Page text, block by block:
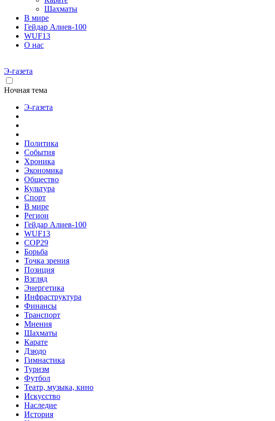
Шахматы
В мире
Гейдар Алиев-100
WUF13
О нас
Э-газета
Ночная тема
Э-газета
Политика
События
Хроника
Экономика
Общество
Культура
Спорт
В мире
Регион
Гейдар Алиев-100
WUF13
COP29
Борьба
Точка зрения
Позиция
Взгляд
Энергетика
Инфраструктура
Финансы
Транспорт
Мнения
Шахматы
Карате
Дзюдо
Гимнастика
Туризм
Футбол
Театр, музыка, кино
Искусство
Наследие
История